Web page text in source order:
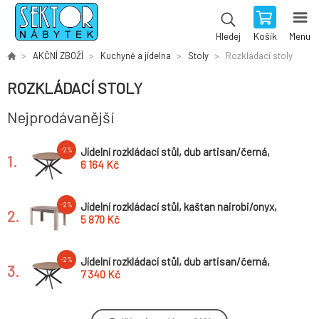
Hledej Košík Menu
AKČNÍ ZBOŽÍ Kuchyně a jídelna Stoly Rozkládací stoly
ROZKLÁDACÍ STOLY
Nejprodávanější
1.
-2%
Jídelní rozkládací stůl, dub artisan/černá,
100x100-140x75 cm, ABERO TYP 1
6 164 Kč
2.
-2%
Jídelní rozkládací stůl, kaštan nairobi/onyx,
130-175x80 cm, JESI NEW
5 870 Kč
3.
-2%
Jídelní rozkládací stůl, dub artisan/černá,
120x120-160x75 cm, ABERO TYP 2
7 340 Kč
Jídelní/konferenční rozkládací stůl, bílá,